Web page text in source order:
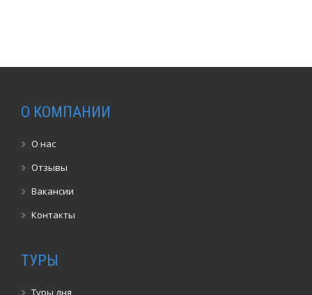
О КОМПАНИИ
О нас
Отзывы
Вакансии
Контакты
ТУРЫ
Туры дня